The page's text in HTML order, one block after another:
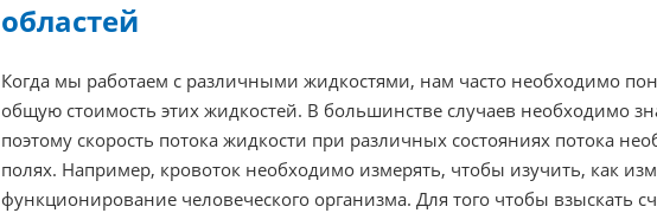
областей
Когда мы работаем с различными жидкостями, нам часто необходимо
общую стоимость этих жидкостей. В большинстве случаев необходимо
поэтому скорость потока жидкости при различных состояниях потока
полях. Например, кровоток необходимо измерять, чтобы изучить, как
функционирование человеческого организма. Для того чтобы взыскать